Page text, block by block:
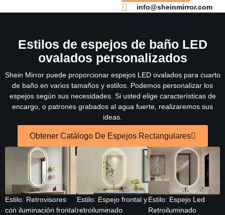
info@sheinmirror.com
Estilos de espejos de baño LED
ovalados personalizados
Shein Mirror puede proporcionar espejos LED ovalados para cuarto
de baño en varios tamaños y estilos. Podemos personalizar los
espejos según sus necesidades. Si usted elige características de
encargo, o patrones grabados al agua fuerte, realizaremos sus
ideas.
Obtener Catálogo De Espejos Rectangulares
Estilo: Retrovisores
con iluminación frontal
Estilo: Espejo frontal y
retroiluminado
Estilo: Espejo Led
Retroiluminado